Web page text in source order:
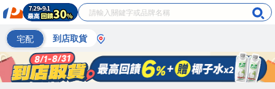
宅配 到店取貨